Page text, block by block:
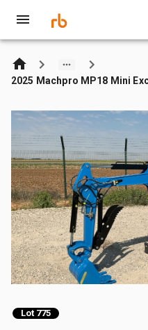
2025 Machpro MP18 Mini
Lot 775